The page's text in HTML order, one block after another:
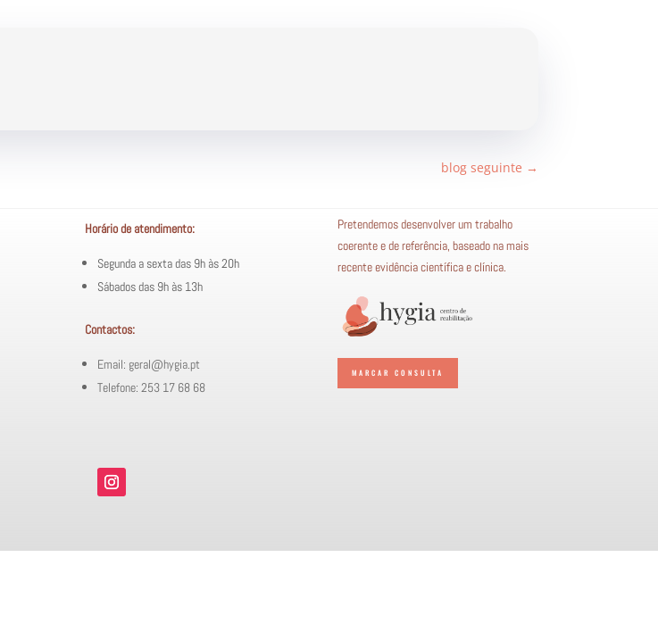
blog seguinte →
Horário de atendimento:
Segunda a sexta das 9h às 20h
Sábados das 9h às 13h
Contactos:
Email: geral@hygia.pt
Telefone: 253 17 68 68
Pretendemos desenvolver um trabalho
coerente e de referência, baseado na mais
recente evidência científica e clínica.
MARCAR CONSULTA